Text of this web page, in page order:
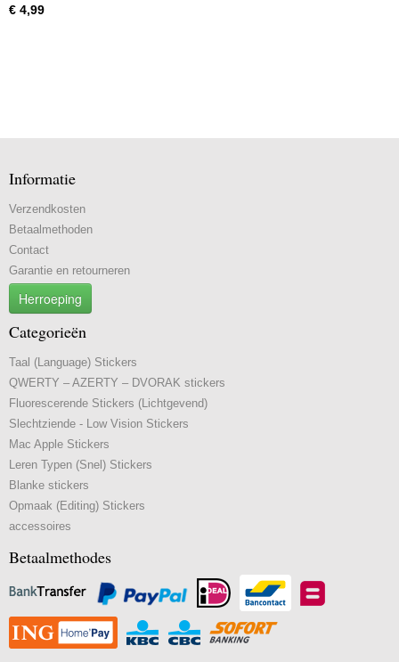
€ 4,99
Informatie
Verzendkosten
Betaalmethoden
Contact
Garantie en retourneren
Herroeping
Categorieën
Taal (Language) Stickers
QWERTY – AZERTY – DVORAK stickers
Fluorescerende Stickers (Lichtgevend)
Slechtziende - Low Vision Stickers
Mac Apple Stickers
Leren Typen (Snel) Stickers
Blanke stickers
Opmaak (Editing) Stickers
accessoires
Betaalmethodes